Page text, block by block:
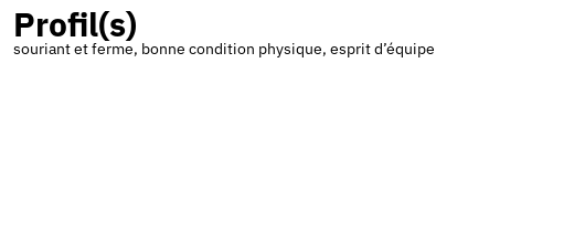
Profil(s)
souriant et ferme, bonne condition physique, esprit d’équipe